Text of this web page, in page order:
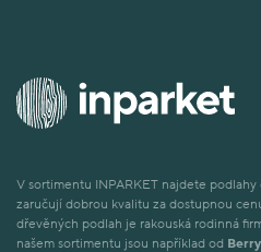
V sortimentu INPARKET najdete
zaručují dobrou kvalitu za dostupnou
dřevěných podlah je rakouská rodinná
našem sortimentu jsou například od